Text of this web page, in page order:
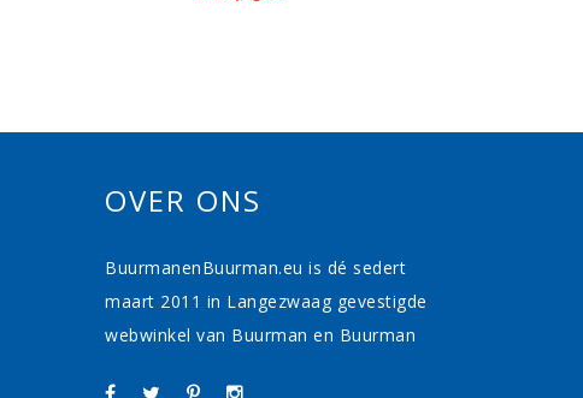
OVER ONS
BuurmanenBuurman.eu is dé sedert
maart 2011 in Langezwaag gevestigde
webwinkel van Buurman en Buurman